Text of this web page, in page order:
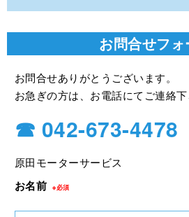
お問合せフォ
お問合せありがとうございます。
お急ぎの方は、お電話にてご連絡下
☎ 042-673-4478
原田モーターサービス
お名前 ※必須